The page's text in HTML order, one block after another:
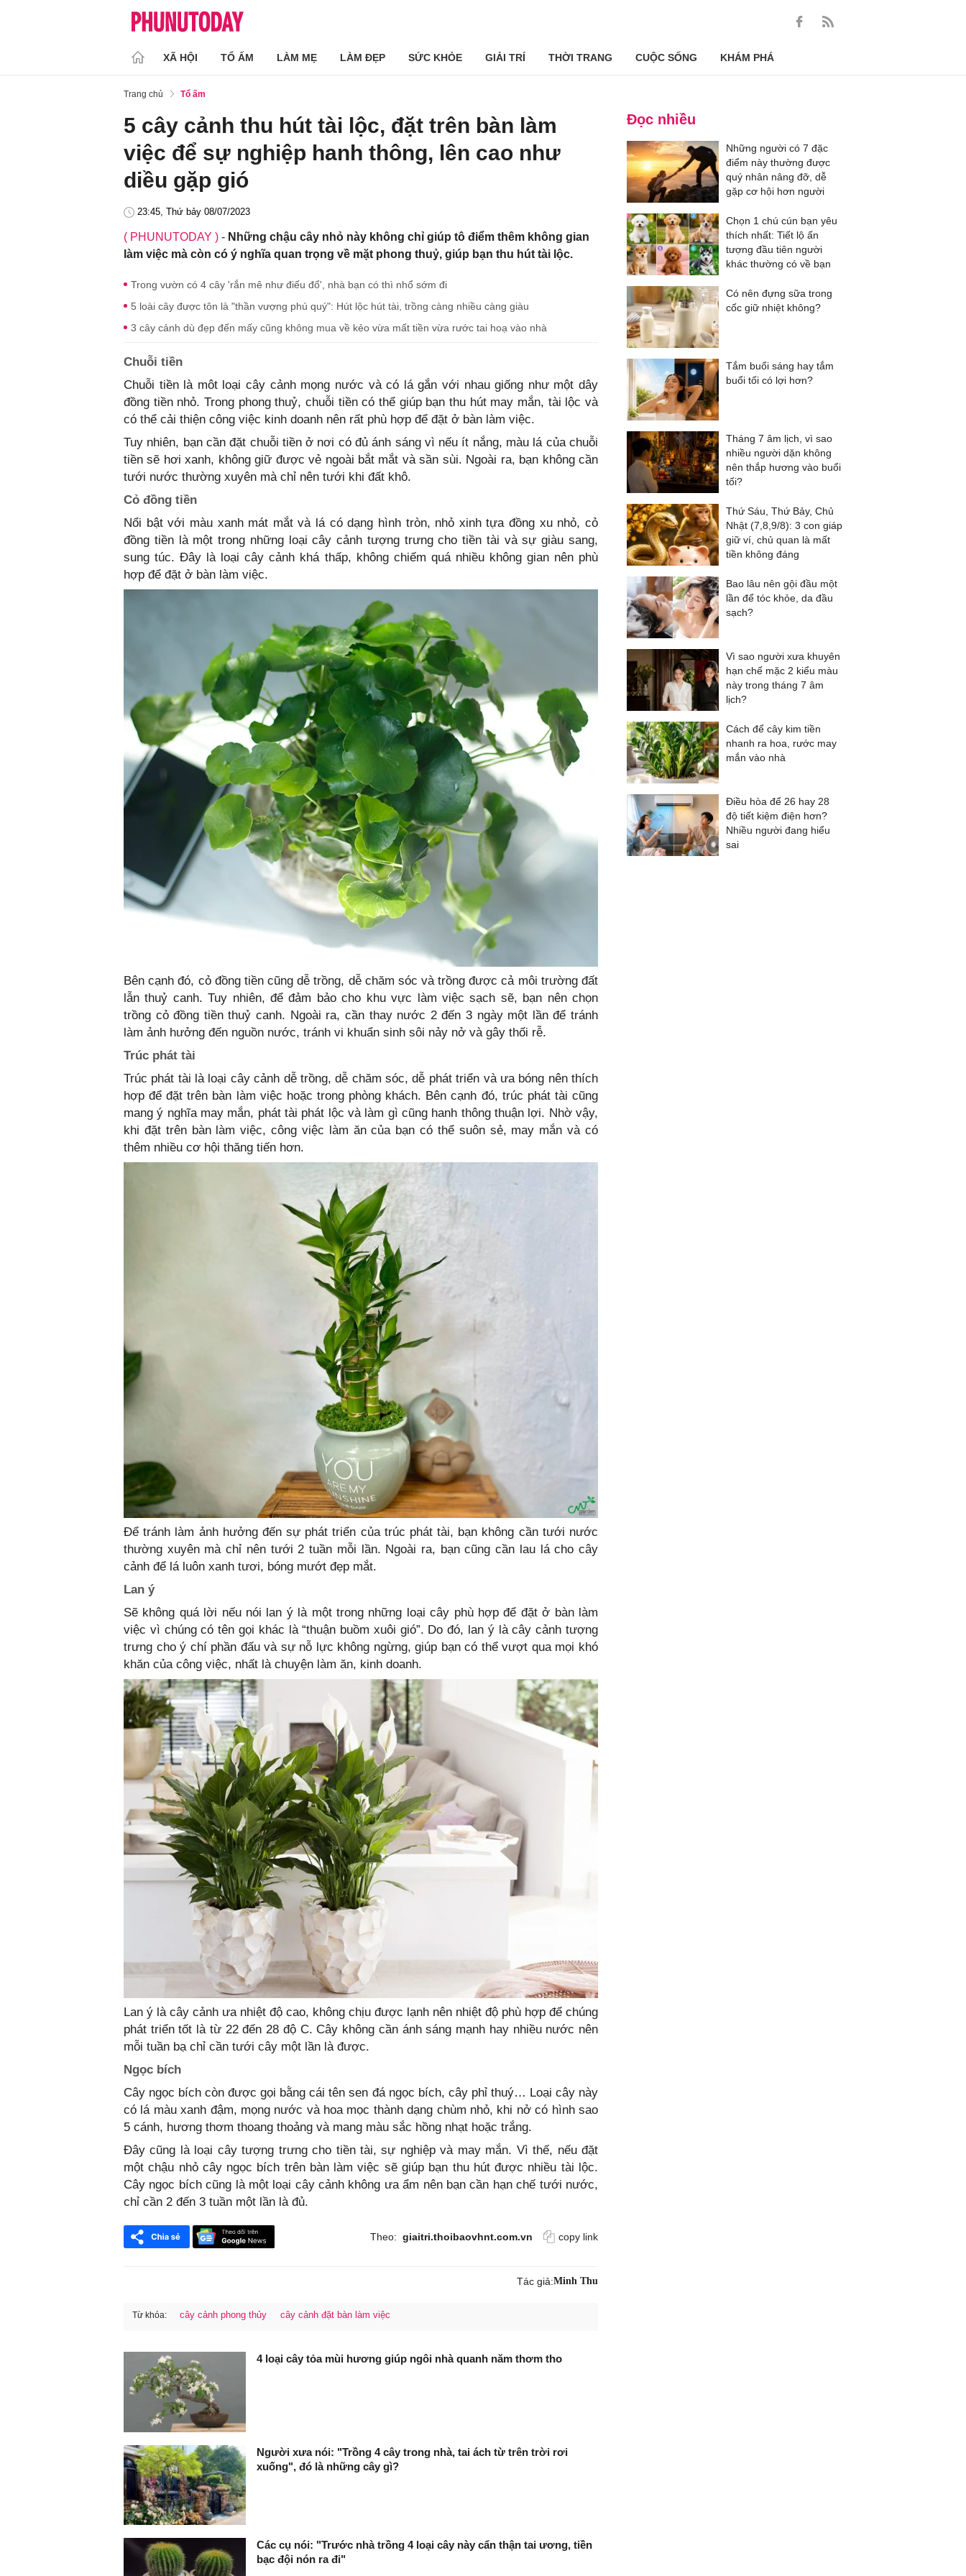
XÃ HỘI TỔ ẤM LÀM MẸ LÀM ĐẸP SỨC KHỎE GIẢI TRÍ THỜI TRANG CUỘC SỐNG KHÁM PHÁ
Trang chủ Tổ ấm
5 cây cảnh thu hút tài lộc, đặt trên bàn làm
việc để sự nghiệp hanh thông, lên cao như
diều gặp gió
23:45, Thứ bảy 08/07/2023
( PHUNUTODAY ) - Những chậu cây nhỏ này không chỉ giúp tô điểm thêm không gian
làm việc mà còn có ý nghĩa quan trọng về mặt phong thuỷ, giúp bạn thu hút tài lộc.
Trong vườn có 4 cây 'rắn mê như điếu đổ', nhà bạn có thì nhổ sớm đi
5 loài cây được tôn là "thần vượng phú quý": Hút lộc hút tài, trồng càng nhiều càng giàu
3 cây cảnh dù đẹp đến mấy cũng không mua về kẻo vừa mất tiền vừa rước tai hoạ vào nhà
Chuỗi tiền
Chuỗi tiền là môt loại cây cảnh mọng nước và có lá gắn với nhau giống như một dây
đồng tiền nhỏ. Trong phong thuỷ, chuỗi tiền có thể giúp bạn thu hút may mắn, tài lộc và
có thể cải thiện công việc kinh doanh nên rất phù hợp để đặt ở bàn làm việc.
Tuy nhiên, bạn cần đặt chuỗi tiền ở nơi có đủ ánh sáng vì nếu ít nắng, màu lá của chuỗi
tiền sẽ hơi xanh, không giữ được vẻ ngoài bắt mắt và sần sùi. Ngoài ra, bạn không cần
tưới nước thường xuyên mà chỉ nên tưới khi đất khô.
Cỏ đồng tiền
Nổi bật với màu xanh mát mắt và lá có dạng hình tròn, nhỏ xinh tựa đồng xu nhỏ, cỏ
đồng tiền là một trong những loại cây cảnh tượng trưng cho tiền tài và sự giàu sang,
sung túc. Đây là loại cây cảnh khá thấp, không chiếm quá nhiều không gian nên phù
hợp để đặt ở bàn làm việc.
Bên cạnh đó, cỏ đồng tiền cũng dễ trồng, dễ chăm sóc và trồng được cả môi trường đất
lẫn thuỷ canh. Tuy nhiên, để đảm bảo cho khu vực làm việc sạch sẽ, bạn nên chọn
trồng cỏ đồng tiền thuỷ canh. Ngoài ra, cần thay nước 2 đến 3 ngày một lần để tránh
làm ảnh hưởng đến nguồn nước, tránh vi khuẩn sinh sôi nảy nở và gây thối rễ.
Trúc phát tài
Trúc phát tài là loại cây cảnh dễ trồng, dễ chăm sóc, dễ phát triển và ưa bóng nên thích
hợp để đặt trên bàn làm việc hoặc trong phòng khách. Bên cạnh đó, trúc phát tài cũng
mang ý nghĩa may mắn, phát tài phát lộc và làm gì cũng hanh thông thuận lợi. Nhờ vậy,
khi đặt trên bàn làm việc, công việc làm ăn của bạn có thể suôn sẻ, may mắn và có
thêm nhiều cơ hội thăng tiến hơn.
Để tránh làm ảnh hưởng đến sự phát triển của trúc phát tài, bạn không cần tưới nước
thường xuyên mà chỉ nên tưới 2 tuần mỗi lần. Ngoài ra, bạn cũng cần lau lá cho cây
cảnh để lá luôn xanh tươi, bóng mướt đẹp mắt.
Lan ý
Sẽ không quá lời nếu nói lan ý là một trong những loại cây phù hợp để đặt ở bàn làm
việc vì chúng có tên gọi khác là “thuận buồm xuôi gió”. Do đó, lan ý là cây cảnh tượng
trưng cho ý chí phần đấu và sự nỗ lực không ngừng, giúp bạn có thể vượt qua mọi khó
khăn của công việc, nhất là chuyện làm ăn, kinh doanh.
Lan ý là cây cảnh ưa nhiệt độ cao, không chịu được lạnh nên nhiệt độ phù hợp để chúng
phát triển tốt là từ 22 đến 28 độ C. Cây không cần ánh sáng mạnh hay nhiều nước nên
mỗi tuần bạ chỉ cần tưới cây một lần là được.
Ngọc bích
Cây ngọc bích còn được gọi bằng cái tên sen đá ngọc bích, cây phỉ thuý… Loại cây này
có lá màu xanh đậm, mọng nước và hoa mọc thành dạng chùm nhỏ, khi nở có hình sao
5 cánh, hương thơm thoang thoảng và mang màu sắc hồng nhạt hoặc trắng.
Đây cũng là loại cây tượng trưng cho tiền tài, sự nghiệp và may mắn. Vì thế, nếu đặt
một chậu nhỏ cây ngọc bích trên bàn làm việc sẽ giúp bạn thu hút được nhiều tài lộc.
Cây ngọc bích cũng là một loại cây cảnh không ưa ẩm nên bạn cần hạn chế tưới nước,
chỉ cần 2 đến 3 tuần một lần là đủ.
Theo: giaitri.thoibaovhnt.com.vn copy link
Tác giả:Minh Thu
Từ khóa: cây cảnh phong thủy cây cảnh đặt bàn làm việc
4 loại cây tỏa mùi hương giúp ngôi nhà quanh năm thơm tho
Người xưa nói: "Trồng 4 cây trong nhà, tai ách từ trên trời rơi
xuống", đó là những cây gì?
Các cụ nói: "Trước nhà trồng 4 loại cây này cẩn thận tai ương, tiền
bạc đội nón ra đi"
Đọc nhiều
Những người có 7 đặc
điểm này thường được
quý nhân nâng đỡ, dễ
gặp cơ hội hơn người
Chọn 1 chú cún bạn yêu
thích nhất: Tiết lộ ấn
tượng đầu tiên người
khác thường có về bạn
Có nên đựng sữa trong
cốc giữ nhiệt không?
Tắm buổi sáng hay tắm
buổi tối có lợi hơn?
Tháng 7 âm lịch, vì sao
nhiều người dặn không
nên thắp hương vào buổi
tối?
Thứ Sáu, Thứ Bảy, Chủ
Nhật (7,8,9/8): 3 con giáp
giữ ví, chủ quan là mất
tiền không đáng
Bao lâu nên gội đầu một
lần để tóc khỏe, da đầu
sạch?
Vì sao người xưa khuyên
hạn chế mặc 2 kiểu màu
này trong tháng 7 âm
lịch?
Cách để cây kim tiền
nhanh ra hoa, rước may
mắn vào nhà
Điều hòa để 26 hay 28
độ tiết kiệm điện hơn?
Nhiều người đang hiểu
sai